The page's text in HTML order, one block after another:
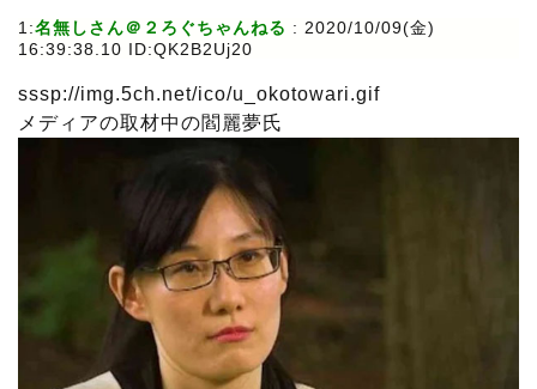
1:名無しさん＠２ろぐちゃんねる : 2020/10/09(金)
16:39:38.10 ID:QK2B2Uj20
sssp://img.5ch.net/ico/u_okotowari.gif
メディアの取材中の閻麗夢氏